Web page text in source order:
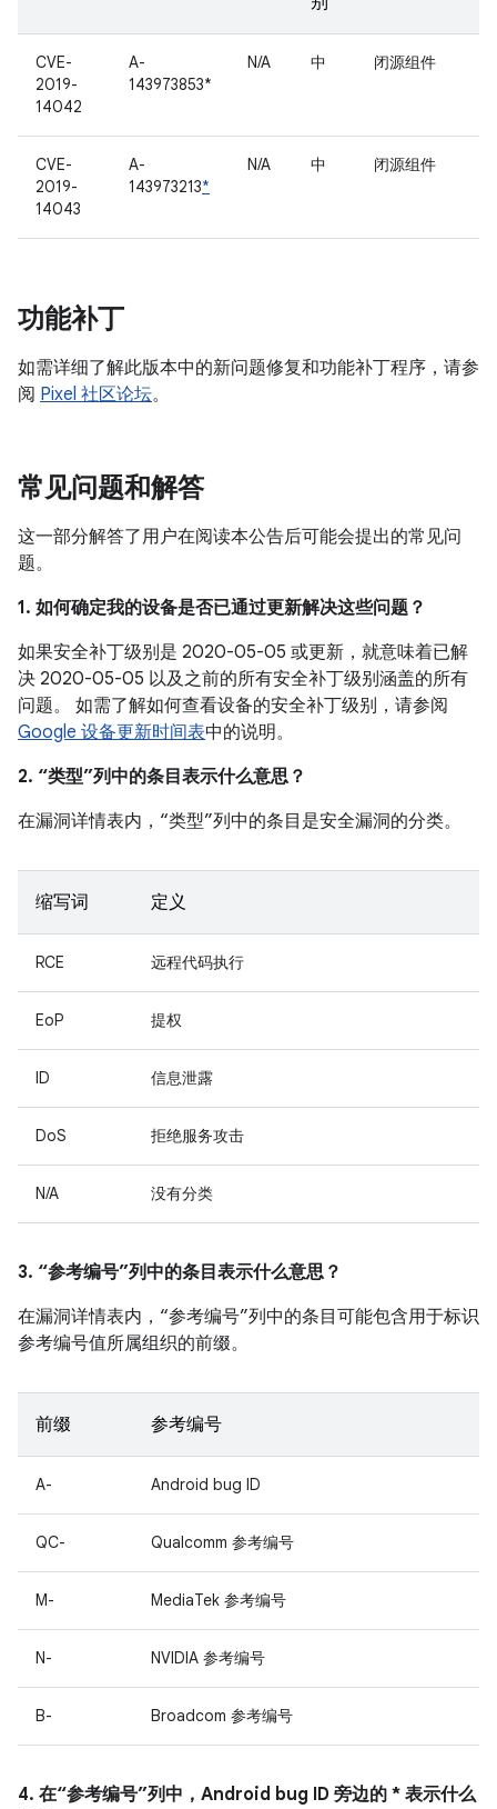
CVE-
2019-
14042
A-
143973853*
N/A 中 闭源组件
CVE-
2019-
14043
A-
143973213*
N/A 中 闭源组件
功能补丁
如需详细了解此版本中的新问题修复和功能补丁程序，请参
阅 Pixel 社区论坛。
常见问题和解答
这一部分解答了用户在阅读本公告后可能会提出的常见问
题。
1. 如何确定我的设备是否已通过更新解决这些问题？
如果安全补丁级别是 2020-05-05 或更新，就意味着已解
决 2020-05-05 以及之前的所有安全补丁级别涵盖的所有
问题。 如需了解如何查看设备的安全补丁级别，请参阅
Google 设备更新时间表中的说明。
2. “类型”列中的条目表示什么意思？
在漏洞详情表内，“类型”列中的条目是安全漏洞的分类。
缩写词 定义
RCE 远程代码执行
EoP 提权
ID 信息泄露
DoS 拒绝服务攻击
N/A 没有分类
3. “参考编号”列中的条目表示什么意思？
在漏洞详情表内，“参考编号”列中的条目可能包含用于标识
参考编号值所属组织的前缀。
前缀 参考编号
A- Android bug ID
QC- Qualcomm 参考编号
M- MediaTek 参考编号
N- NVIDIA 参考编号
B- Broadcom 参考编号
4. 在“参考编号”列中，Android bug ID 旁边的 * 表示什么